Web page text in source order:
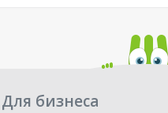
Для бизнеса